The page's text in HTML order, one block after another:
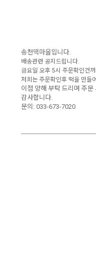
송천떡마을입니다.
배송관련 공지드립니다.
금요일 오후 5시 주문확인건
저희는 주문확인후 떡을 만들
이점 양해 부탁 드리며 주문
감사합니다.
문의: 033-673-7020